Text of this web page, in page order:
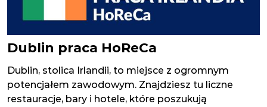
Dublin praca HoReCa
Dublin, stolica Irlandii, to miejsce z ogromnym
potencjałem zawodowym. Znajdziesz tu liczne
restauracje, bary i hotele, które poszukują